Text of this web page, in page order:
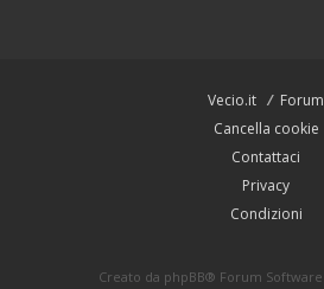
Vecio.it
Forum
Cancella cookie
Contattaci
Privacy
Condizioni
Creato da phpBB® Forum